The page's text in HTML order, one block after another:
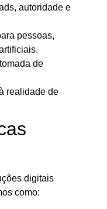
autoridade e
pessoas,
de
realidade de
digitais
como: